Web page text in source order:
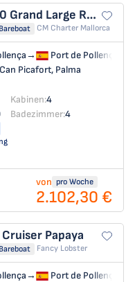
Grand Large RUBIN
Bareboat CM Charter Mallorca
→
Port de Pollença
Picafort, Palma
Kabinen:4
Badezimmer:4
von pro Woche
2.102,30 €
Cruiser Papaya
Bareboat Fancy Lobster
→
Port de Pollença